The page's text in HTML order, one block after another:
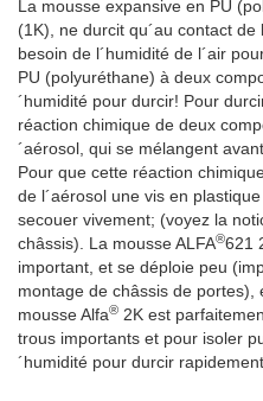
La mousse expansive en PU
(1K), ne durcit qu´au contact de
besoin de l´humidité de l´air
PU (polyuréthane) à deux
´humidité pour durcir! Pour
réaction chimique de deux
´aérosol, qui se mélangent
Pour que cette réaction
de l´aérosol une vis en
secouer vivement; (voyez la
châssis). La mousse ALFA®621
important, et se déploie peu
montage de châssis de
mousse Alfa® 2K est
trous importants et pour isoler
´humidité pour durcir rapidement.